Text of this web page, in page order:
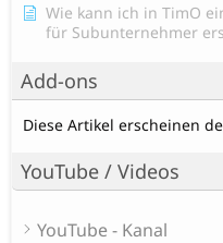
Wie kann ich in TimO
für Subunternehmer
Add-ons
Diese Artikel erscheinen
YouTube / Videos
YouTube - Kanal